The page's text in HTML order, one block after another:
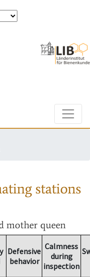
stations
mother queen
Defensive
behavior
Calmness
during
inspection